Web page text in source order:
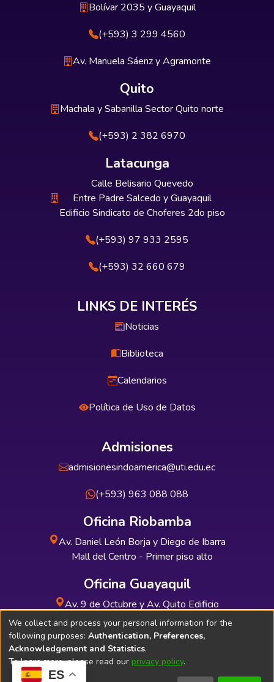
ES
Bolívar 2035 y Guayaquil
(+593) 3 299 4560
Av. Manuela Sáenz y Agramonte
Quito
Machala y Sabanilla Sector Quito norte
(+593) 2 382 6970
Latacunga
Calle Belisario Quevedo
Entre Padre Salcedo y Guayaquil
Edificio Sindicato de Choferes 2do piso
(+593) 97 933 2595
(+593) 32 660 679
LINKS DE INTERÉS
Noticias
Biblioteca
Calendarios
Política de Uso de Datos
Admisiones
admisionesindoamerica@uti.edu.ec
(+593) 963 088 088
Oficina Riobamba
Av. Daniel León Borja y Diego de Ibarra
Mall del Centro - Primer piso alto
Oficina Guayaquil
Av. 9 de Octubre y Av. Quito Edificio
INDUAUTO - Planta baja
Soporte Técnico Bibliolatino.com
We collect and process your personal information for the
following purposes: Authentication, Preferences,
Acknowledgement and Statistics.
To learn more, please read our privacy policy.